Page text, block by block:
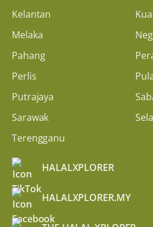
Kelantan
Melaka
Pahang
Perlis
Putrajaya
Sarawak
Terengganu
HALALXPLORER
HALALXPLORER.MY